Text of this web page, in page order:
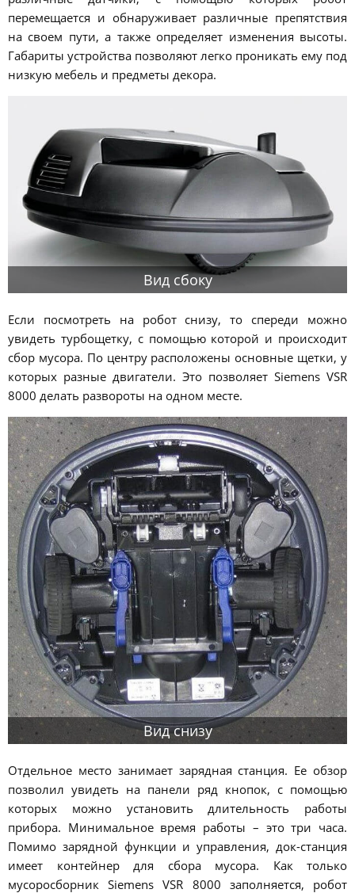
перемещается и обнаруживает различные препятствия
на своем пути, а также определяет изменения высоты.
Габариты устройства позволяют легко проникать ему под
низкую мебель и предметы декора.
Вид сбоку
Если посмотреть на робот снизу, то спереди можно
увидеть турбощетку, с помощью которой и происходит
сбор мусора. По центру расположены основные щетки, у
которых разные двигатели. Это позволяет Siemens VSR
8000 делать развороты на одном месте.
Вид снизу
Отдельное место занимает зарядная станция. Ее обзор
позволил увидеть на панели ряд кнопок, с помощью
которых можно установить длительность работы
прибора. Минимальное время работы – это три часа.
Помимо зарядной функции и управления, док-станция
имеет контейнер для сбора мусора. Как только
мусоросборник Siemens VSR 8000 заполняется, робот